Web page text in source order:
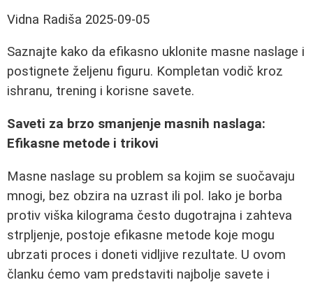
Vidna Radiša 2025-09-05
Saznajte kako da efikasno uklonite masne naslage i
postignete željenu figuru. Kompletan vodič kroz
ishranu, trening i korisne savete.
Saveti za brzo smanjenje masnih naslaga:
Efikasne metode i trikovi
Masne naslage su problem sa kojim se suočavaju
mnogi, bez obzira na uzrast ili pol. Iako je borba
protiv viška kilograma često dugotrajna i zahteva
strpljenje, postoje efikasne metode koje mogu
ubrzati proces i doneti vidljive rezultate. U ovom
članku ćemo vam predstaviti najbolje savete i